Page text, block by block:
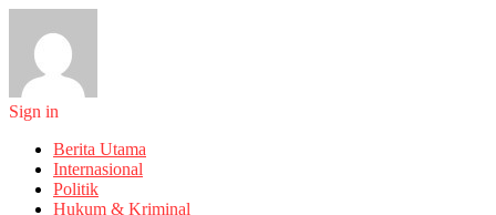
Sign in
Berita Utama
Internasional
Politik
Hukum & Kriminal